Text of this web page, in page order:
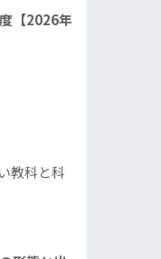
【2026年
教科と科